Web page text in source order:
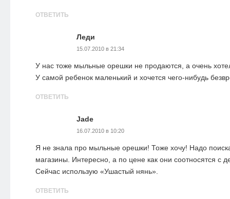
ОТВЕТИТЬ
Леди
15.07.2010 в 21:34
У нас тоже мыльные орешки не продаются, а очень
У самой ребенок маленький и хочется чего-нибудь
ОТВЕТИТЬ
Jade
16.07.2010 в 10:20
Я не знала про мыльные орешки! Тоже хочу! Надо
магазины. Интересно, а по цене как они соотносятся с
Сейчас использую «Ушастый нянь».
ОТВЕТИТЬ